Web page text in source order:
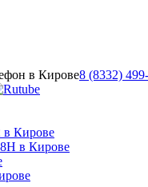
в Кирове8 (8332)